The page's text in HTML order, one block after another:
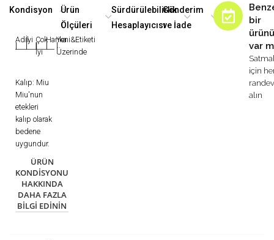
Kondisyon
Adilİyi
|
Çok
İyi
Harika
|
Yeni&Etiketi
Üzerinde
Kalıp: Miu
Miu'nun
etekleri
kalıp olarak
bedene
uygundur.
ÜRÜN
KONDISYONU
HAKKINDA
DAHA FAZLA
BILGI EDININ
Ürün
Ölçüleri
Sürdürülebilirlik
Hesaplayıcısı
Gönderim
ve İade
bir
var
için
alın